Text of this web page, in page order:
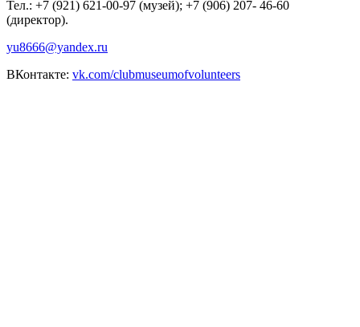
Тел.: +7 (921) 621-00-97 (музей); +7 (906) 207- 46-60
(директор).
yu8666@yandex.ru
ВКонтакте: vk.com/clubmuseumofvolunteers